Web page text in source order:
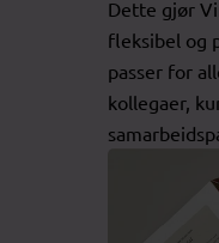
Dette gjør
fleksibel og
passer for
kollegaer,